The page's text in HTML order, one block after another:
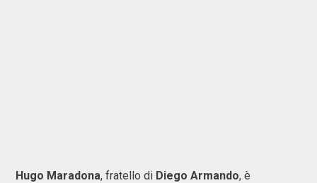
Hugo Maradona, fratello di Diego Armando, è